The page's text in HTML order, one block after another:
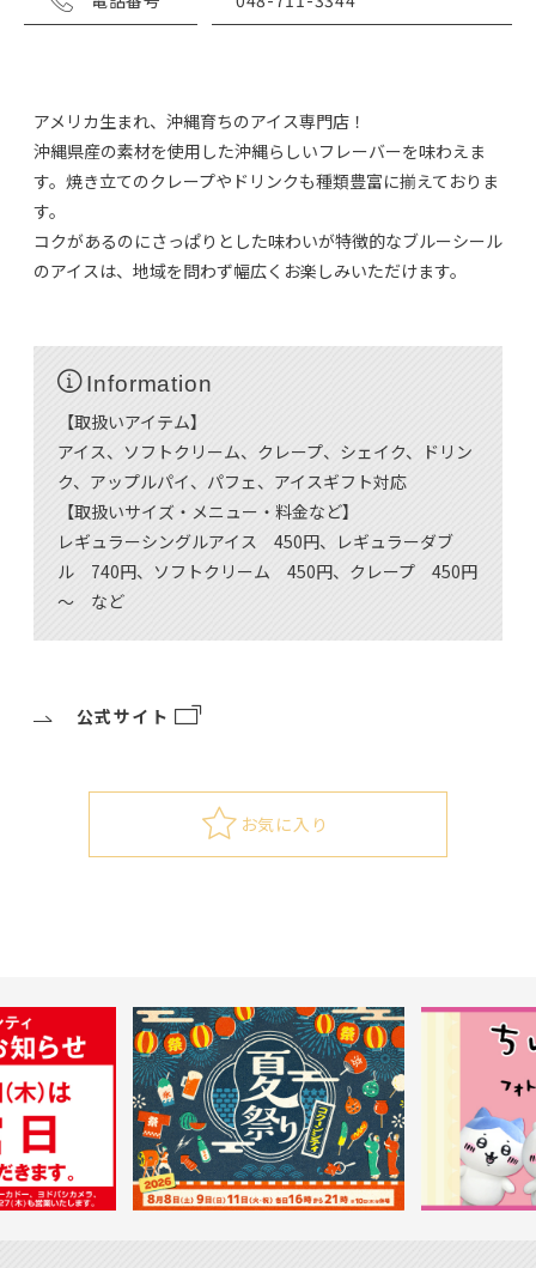
アメリカ生まれ、沖縄育ちのアイス専門店！
沖縄県産の素材を使用した沖縄らしいフレーバーを味わえま
す。焼き立てのクレープやドリンクも種類豊富に揃えておりま
す。
コクがあるのにさっぱりとした味わいが特徴的なブルーシール
のアイスは、地域を問わず幅広くお楽しみいただけます。
Information
【取扱いアイテム】
アイス、ソフトクリーム、クレープ、シェイク、ドリン
ク、アップルパイ、パフェ、アイスギフト対応
【取扱いサイズ・メニュー・料金など】
レギュラーシングルアイス 450円、レギュラーダブ
ル 740円、ソフトクリーム 450円、クレープ 450円
～ など
公式サイト
お気に入り